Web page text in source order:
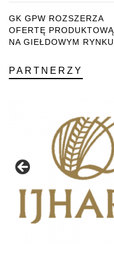
GK GPW ROZSZERZA
OFERTĘ PRODUKTOWĄ
NA GIEŁDOWYM
PARTNERZY